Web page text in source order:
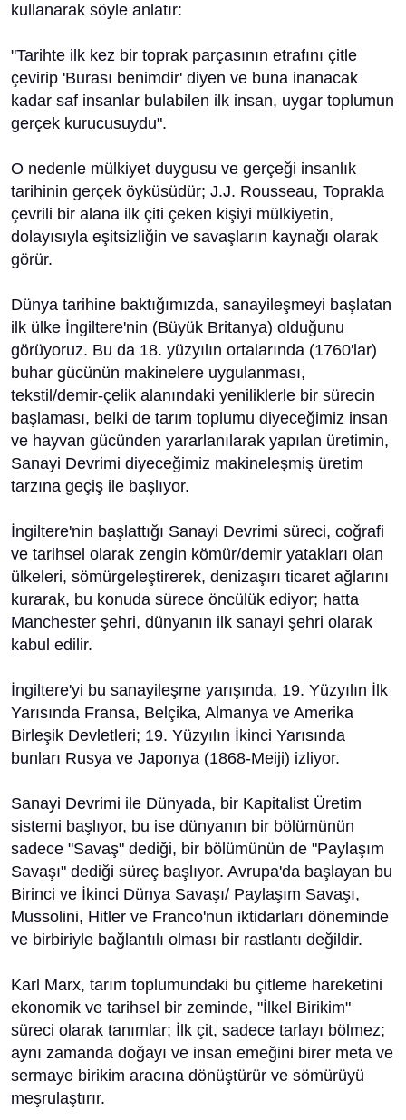
kullanarak söyle anlatır:
"Tarihte ilk kez bir toprak parçasının etrafını çitle
çevirip 'Burası benimdir' diyen ve buna inanacak
kadar saf insanlar bulabilen ilk insan, uygar toplumun
gerçek kurucusuydu".
O nedenle mülkiyet duygusu ve gerçeği insanlık
tarihinin gerçek öyküsüdür; J.J. Rousseau, Toprakla
çevrili bir alana ilk çiti çeken kişiyi mülkiyetin,
dolayısıyla eşitsizliğin ve savaşların kaynağı olarak
görür.
Dünya tarihine baktığımızda, sanayileşmeyi başlatan
ilk ülke İngiltere'nin (Büyük Britanya) olduğunu
görüyoruz. Bu da 18. yüzyılın ortalarında (1760'lar)
buhar gücünün makinelere uygulanması,
tekstil/demir-çelik alanındaki yeniliklerle bir sürecin
başlaması, belki de tarım toplumu diyeceğimiz insan
ve hayvan gücünden yararlanılarak yapılan üretimin,
Sanayi Devrimi diyeceğimiz makineleşmiş üretim
tarzına geçiş ile başlıyor.
İngiltere'nin başlattığı Sanayi Devrimi süreci, coğrafi
ve tarihsel olarak zengin kömür/demir yatakları olan
ülkeleri, sömürgeleştirerek, denizaşırı ticaret ağlarını
kurarak, bu konuda sürece öncülük ediyor; hatta
Manchester şehri, dünyanın ilk sanayi şehri olarak
kabul edilir.
İngiltere'yi bu sanayileşme yarışında, 19. Yüzyılın İlk
Yarısında Fransa, Belçika, Almanya ve Amerika
Birleşik Devletleri; 19. Yüzyılın İkinci Yarısında
bunları Rusya ve Japonya (1868-Meiji) izliyor.
Sanayi Devrimi ile Dünyada, bir Kapitalist Üretim
sistemi başlıyor, bu ise dünyanın bir bölümünün
sadece "Savaş" dediği, bir bölümünün de "Paylaşım
Savaşı" dediği süreç başlıyor. Avrupa'da başlayan bu
Birinci ve İkinci Dünya Savaşı/ Paylaşım Savaşı,
Mussolini, Hitler ve Franco'nun iktidarları döneminde
ve birbiriyle bağlantılı olması bir rastlantı değildir.
Karl Marx, tarım toplumundaki bu çitleme hareketini
ekonomik ve tarihsel bir zeminde, "İlkel Birikim"
süreci olarak tanımlar; İlk çit, sadece tarlayı bölmez;
aynı zamanda doğayı ve insan emeğini birer meta ve
sermaye birikim aracına dönüştürür ve sömürüyü
meşrulaştırır.